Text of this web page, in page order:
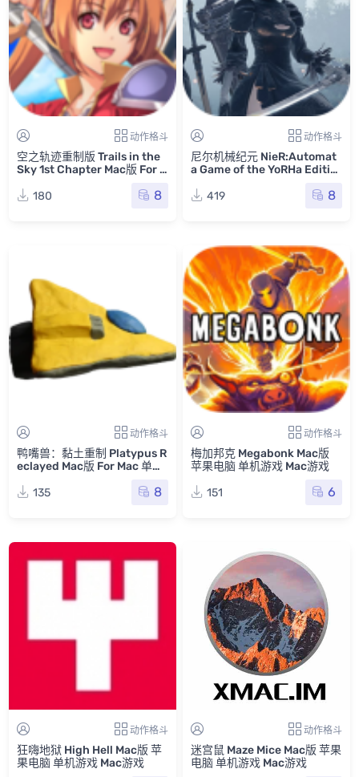
动作格斗
空之轨迹重制版 Trails in the
Sky 1st Chapter Mac版 For M
重制版
180 8
动作格斗
尼尔机械纪元 ‌NieR:Automat
a Game of the YoRHa Editio
元：年度版
419 8
动作格斗
鸭嘴兽：黏土重制 Platypus R
eclayed Mac版 For Mac 单机
135
8
动作格斗
梅加邦克 Megabonk Mac版
苹果电脑 单机游戏 Mac游戏
151
6
动作格斗
狂嗨地狱 High Hell Mac版 苹
果电脑 单机游戏 Mac游戏
动作格斗
迷宫鼠 Maze Mice Mac版 苹果
电脑 单机游戏 Mac游戏